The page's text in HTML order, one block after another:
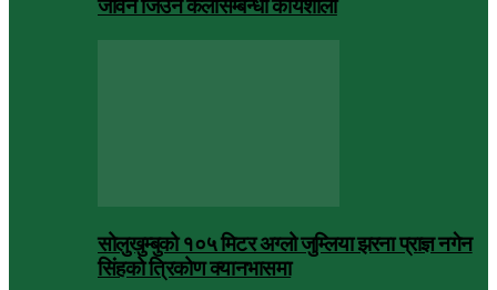
जीवन जिउने कलासम्बन्धी कार्यशाला
सोलुखुम्बुको १०५ मिटर अग्लो जुम्लिया झरना प्राज्ञ नगेन
सिंहको त्रिकोण क्यानभासमा